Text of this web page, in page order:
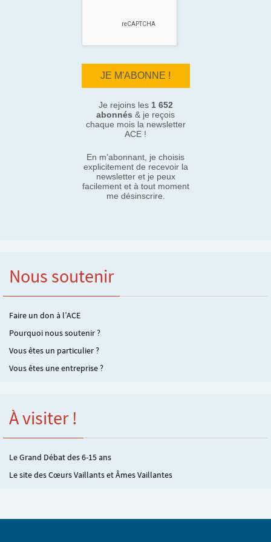
Je rejoins les 1 652
abonnés & je reçois
chaque mois la newsletter
ACE !
En m’abonnant, je choisis
explicitement de recevoir la
newsletter et je peux
facilement et à tout moment
me désinscrire.
Nous soutenir
Faire un don à l’ACE
Pourquoi nous soutenir ?
Vous êtes un particulier ?
Vous êtes une entreprise ?
À visiter !
Le Grand Débat des 6-15 ans
Le site des Cœurs Vaillants et Âmes Vaillantes